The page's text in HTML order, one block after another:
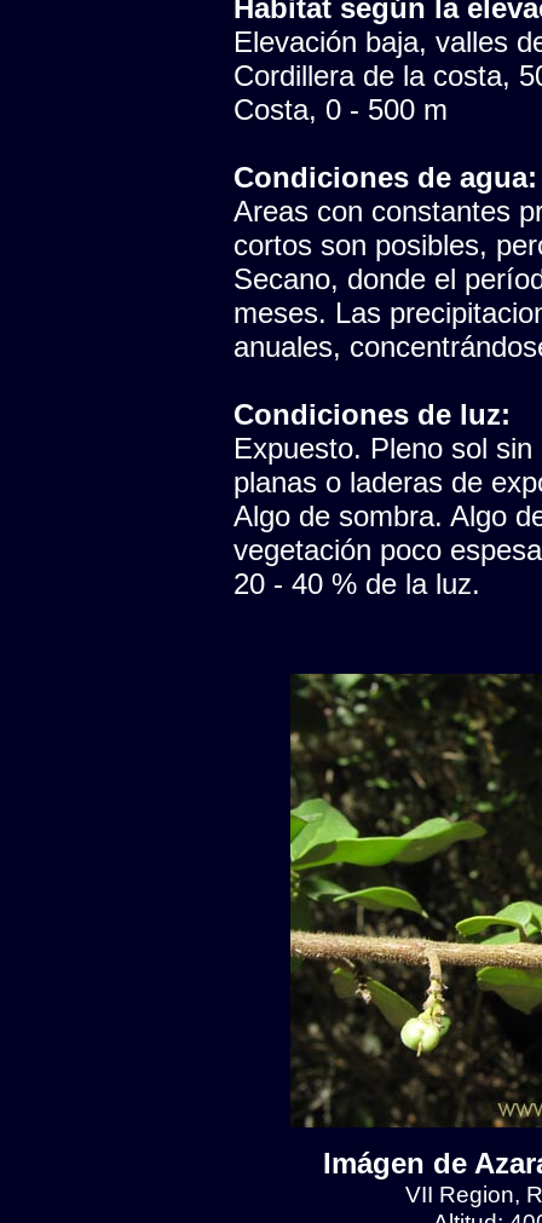
Habitat según la
Elevación baja, valles
Cordillera de la costa,
Costa, 0 - 500 m
Condiciones de agua:
Areas con constantes
cortos son posibles,
Secano, donde el
meses. Las
anuales,
Condiciones de luz:
Expuesto. Pleno sol
planas o laderas de
Algo de sombra. Algo
vegetación poco
20 - 40 % de la luz.
Imágen de
VII Region,